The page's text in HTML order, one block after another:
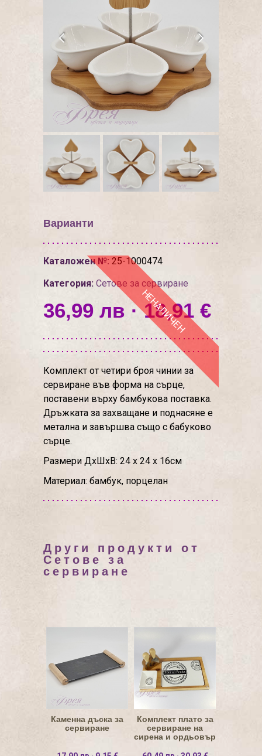
Варианти
Каталожен №: 25-1000474
Категория: Сетове за сервиране
36,99 лв · 18,91 €
НЕНАЛИЧЕН
Комплект от четири броя чинии за
сервиране във форма на сърце,
поставени върху бамбукова поставка.
Дръжката за захващане и поднасяне е
метална и завършва също с бабуково
сърце.
Размери ДхШхВ: 24 х 24 х 16см
Материал: бамбук, порцелан
Други продукти от
Сетове за
сервиране
Каменна дъска за
сервиране
Комплект плато за
сервиране на
сирена и ордьовър